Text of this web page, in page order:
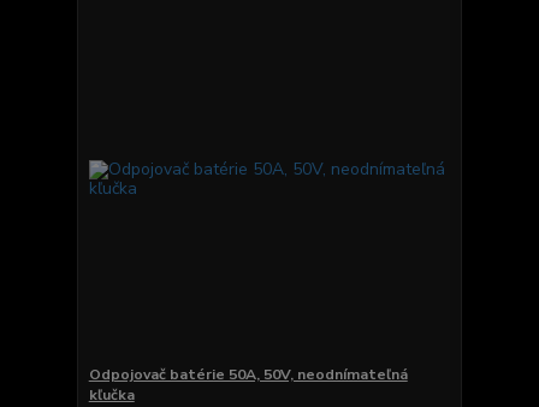
Odpojovač batérie 50A, 50V, neodnímateľná
kľučka